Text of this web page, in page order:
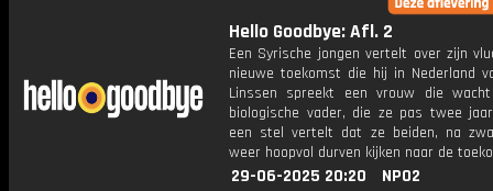
Hello Goodbye: Afl. 2
Een Syrische jongen vertelt over zijn
nieuwe toekomst die hij in Nederland
Linssen spreekt een vrouw die
biologische vader, die ze pas twee
een stel vertelt dat ze beiden, na
weer hoopvol durven kijken naar de
29-06-2025 20:20
NPO2